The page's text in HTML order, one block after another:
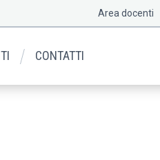
Area docenti
CONTATTI